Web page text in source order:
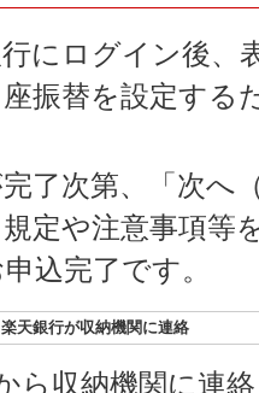
にログイン後、
座振替を設定する
完了次第、「次へ
定や注意事項等
込完了です。
楽天銀行が収納機関に連絡
ら収納機関に連